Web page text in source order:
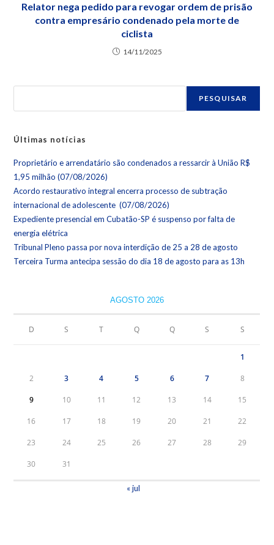
Relator nega pedido para revogar ordem de prisão
contra empresário condenado pela morte de
ciclista
14/11/2025
PESQUISAR
Últimas notícias
Proprietário e arrendatário são condenados a ressarcir à União R$
1,95 milhão (07/08/2026)
Acordo restaurativo integral encerra processo de subtração
internacional de adolescente (07/08/2026)
Expediente presencial em Cubatão-SP é suspenso por falta de
energia elétrica
Tribunal Pleno passa por nova interdição de 25 a 28 de agosto
Terceira Turma antecipa sessão do dia 18 de agosto para as 13h
AGOSTO 2026
D S T Q Q S S
1
2 3 4 5 6 7 8
9 10 11 12 13 14 15
16 17 18 19 20 21 22
23 24 25 26 27 28 29
30 31
« jul